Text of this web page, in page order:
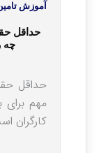
آموزش
حداقل
چه
حداقل
مهم
کارگران